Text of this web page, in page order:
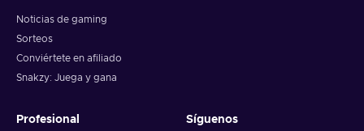
Noticias de gaming
Sorteos
Conviértete en afiliado
Snakzy: Juega y gana
Profesional Síguenos